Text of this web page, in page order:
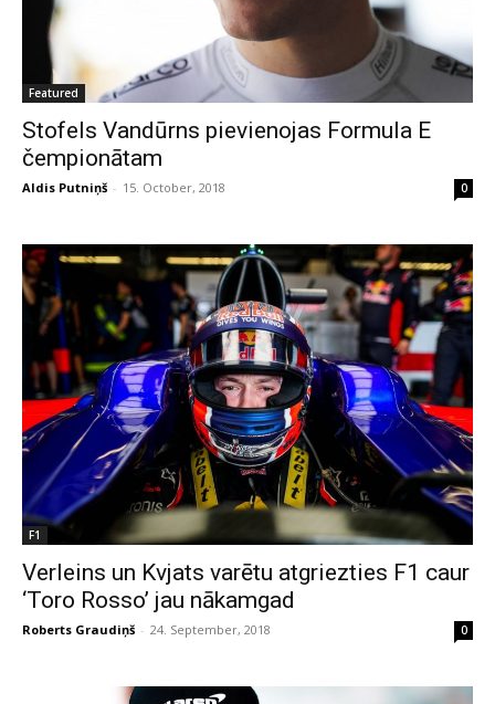
Featured
Stofels Vandūrns pievienojas Formula E
čempionātam
Aldis Putniņš - 15. October, 2018 0
F1
Verleins un Kvjats varētu atgriezties F1 caur
‘Toro Rosso’ jau nākamgad
Roberts Graudiņš - 24. September, 2018 0